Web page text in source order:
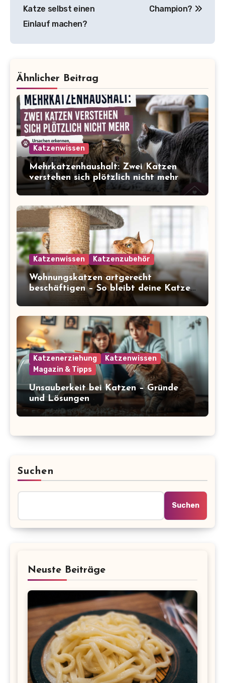
Katze selbst einen
Einlauf machen?
Champion?
Ähnlicher Beitrag
Katzenwissen
Mehrkatzenhaushalt: Zwei Katzen
verstehen sich plötzlich nicht mehr
Katzenwissen Katzenzubehör
Wohnungskatzen artgerecht
beschäftigen – So bleibt deine Katze
glücklich und gesund
Katzenerziehung
Katzenwissen
Magazin & Tipps
Unsauberkeit bei Katzen – Gründe
und Lösungen
Suchen
Suchen
Neuste Beiträge